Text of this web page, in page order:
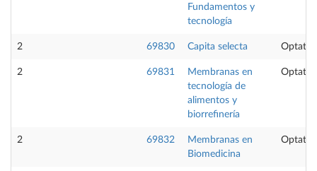
Fundamentos y
tecnología
2 69830 Capita selecta
2 69831
Membranas en
tecnología de
alimentos y
biorrefinería
2 69832
Membranas en
Biomedicina